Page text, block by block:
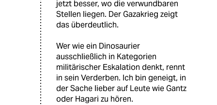
jetzt besser, wo die verwundbaren
Stellen liegen. Der Gazakrieg zeigt
das überdeutlich.
Wer wie ein Dinosaurier
ausschließlich in Kategorien
militärischer Eskalation denkt, rennt
in sein Verderben. Ich bin geneigt, in
der Sache lieber auf Leute wie Gantz
oder Hagari zu hören.